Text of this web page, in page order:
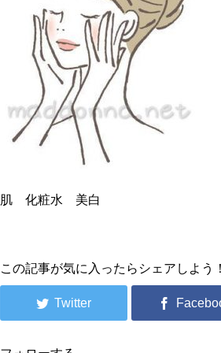
肌 化粧水 美白
この記事が気に入ったらシェアしよう